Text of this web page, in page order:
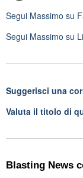
Segui Massimo su
Segui Massimo su
Suggerisci una
Valuta il titolo di
Blasting News